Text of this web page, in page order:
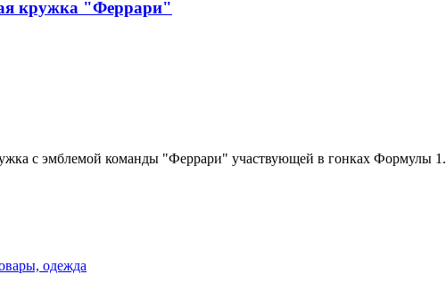
кружка "Феррари"
с эмблемой команды "Феррари" участвующей в гонках Формулы 1.
одежда